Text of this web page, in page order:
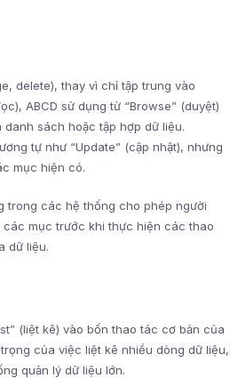
delete), thay vì chỉ tập trung vào
ABCD sử dụng từ “Browse” (duyệt)
sách hoặc tập hợp dữ liệu.
tự như “Update” (cập nhật), nhưng
mục hiện có.
trong các hệ thống cho phép người
mục trước khi thực hiện các thao
dữ liệu.
(liệt kê) vào bốn thao tác cơ bản của
của việc liệt kê nhiều dòng dữ liệu,
quản lý dữ liệu lớn.